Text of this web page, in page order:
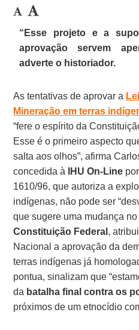
“Esse projeto e a
aprovação servem
adverte o historiador.
As tentativas de aprovar a
Mineração em terras
“fere o espírito da
Esse é o primeiro aspecto
salta aos olhos”, afirma
concedida à
IHU On-Line
1610/96, que autoriza a
indígenas, não pode ser
que sugere uma mudança
Constituição Federal ,
Nacional a aprovação da
terras indígenas já
pontua, sinalizam que
da batalha final contra os
próximos de um etnocídio